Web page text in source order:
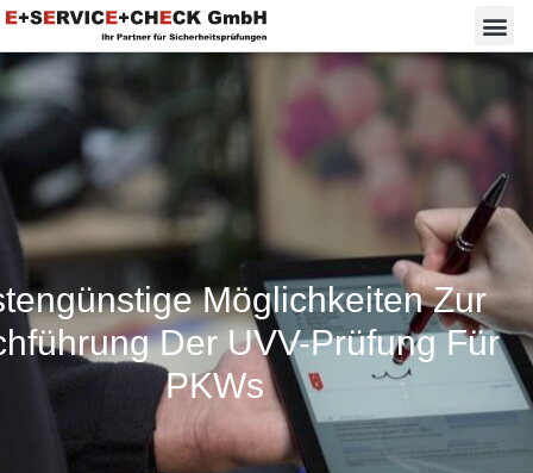
Möglichkeiten Zur
Der UVV-Prüfung Für
PKWs